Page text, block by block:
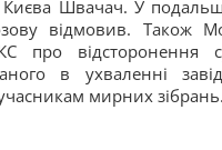
Києва Швачач. У
відмовив. Також
про відсторонення
в ухваленні
мирних зібрань.